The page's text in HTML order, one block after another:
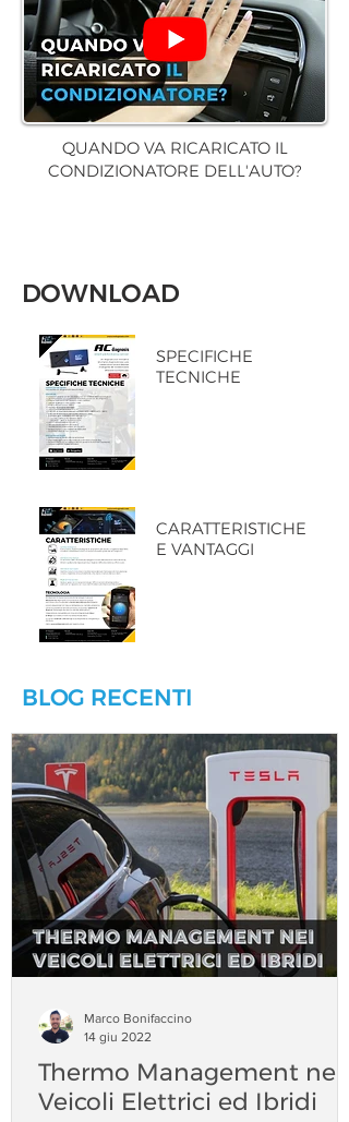
QUANDO VA RICARICATO IL
CONDIZIONATORE DELL'AUTO?
DOWNLOAD
SPECIFICHE
TECNICHE
CARATTERISTICHE
E VANTAGGI
BLOG RECENTI
Thermo Management nei
Veicoli Elettrici ed Ibridi
Marco Bonifaccino
14 giu 2022